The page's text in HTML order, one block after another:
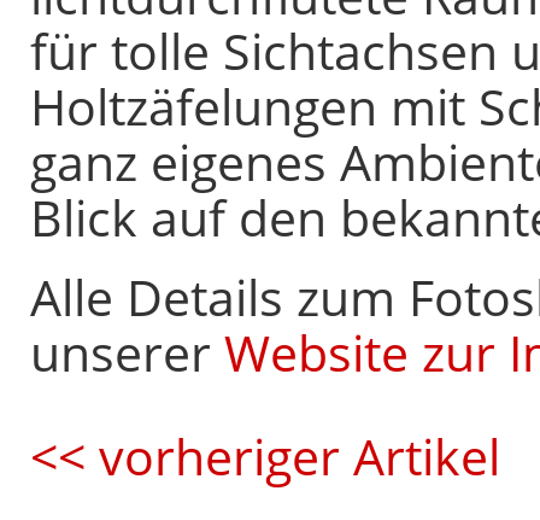
für tolle Sichtachsen
Holtzäfelungen mit
ganz eigenes
Blick auf den
Alle Details zum
unserer Website zur
<< vorheriger Artikel